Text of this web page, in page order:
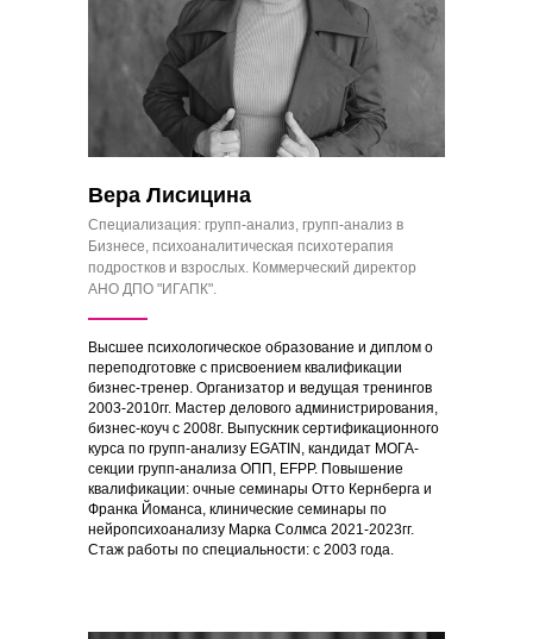
Вера Лисицина
Специализация: групп-анализ, групп-анализ в
Бизнесе, психоаналитическая психотерапия
подростков и взрослых. Коммерческий директор
АНО ДПО "ИГАПК".
Высшее психологическое образование и диплом о
переподготовке с присвоением квалификации
бизнес-тренер. Организатор и ведущая тренингов
2003-2010гг. Мастер делового администрирования,
бизнес-коуч с 2008г. Выпускник сертификационного
курса по групп-анализу EGATIN, кандидат МОГА-
секции групп-анализа ОПП, EFPP. Повышение
квалификации: очные семинары Отто Кернберга и
Франка Йоманса, клинические семинары по
нейропсихоанализу Марка Солмса 2021-2023гг.
Стаж работы по специальности: с 2003 года.